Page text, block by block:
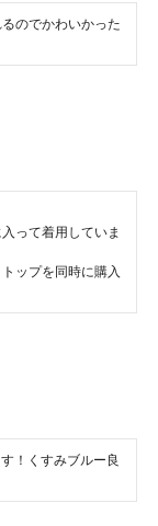
のでかわいかった
って着用していま
ップを同時に購入
！くすみブルー良